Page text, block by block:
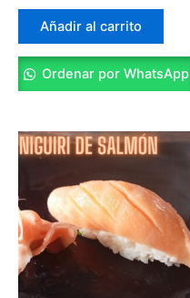
Añadir al carrito
Ordenar por WhatsApp